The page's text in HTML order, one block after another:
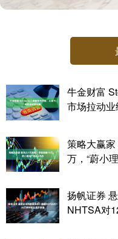
牛金财富
市场拉动
策略大赢
万，“蔚小
扬帆证券
NHTSA对